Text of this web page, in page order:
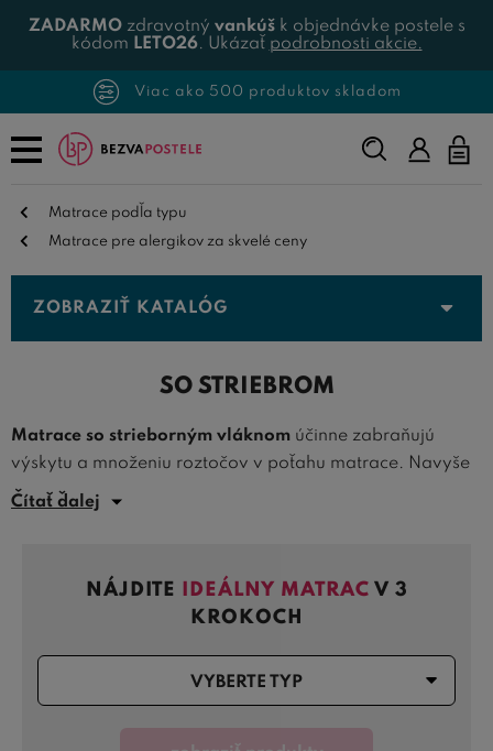
ZADARMOzdravotný vankúšk objednávke postele s
kódom LETO26. Ukázať podrobnosti akcie.
Viac ako 500 produktov skladom
Napíšte,
čo
Matrace podľa typu
Matrace pre alergikov za skvelé ceny
ZOBRAZIŤ KATALÓG
SO STRIEBROM
Matrace so strieborným vláknom účinne zabraňujú
výskytu a množeniu roztočov v poťahu matrace. Navyše
eliminujú vznik prachu a zabraňujú množeniu mikroplišní,
Matrace so strieborným poťahommožno považovať za
najúčinnejšie matrace v boji protimikrobiálnym
matrace so striebromje veľmi príjemný na dotyk a
možno ho bežne prať v každej práčke. Ak hľadáte
kvalitnú antialergickú matracu, vyberte si niektorú zo
Čítať ďalej
NÁJDITE IDEÁLNY MATRAC V 3
KROKOCH
VYBERTE TYP